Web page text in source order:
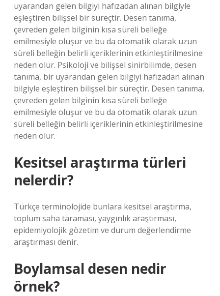
uyarandan gelen bilgiyi hafızadan alınan bilgiyle
eşleştiren bilişsel bir süreçtir. Desen tanıma,
çevreden gelen bilginin kısa süreli belleğe
emilmesiyle oluşur ve bu da otomatik olarak uzun
süreli belleğin belirli içeriklerinin etkinleştirilmesine
neden olur. Psikoloji ve bilişsel sinirbilimde, desen
tanıma, bir uyarandan gelen bilgiyi hafızadan alınan
bilgiyle eşleştiren bilişsel bir süreçtir. Desen tanıma,
çevreden gelen bilginin kısa süreli belleğe
emilmesiyle oluşur ve bu da otomatik olarak uzun
süreli belleğin belirli içeriklerinin etkinleştirilmesine
neden olur.
Kesitsel araştırma türleri
nelerdir?
Türkçe terminolojide bunlara kesitsel araştırma,
toplum saha taraması, yaygınlık araştırması,
epidemiyolojik gözetim ve durum değerlendirme
araştırması denir.
Boylamsal desen nedir
örnek?